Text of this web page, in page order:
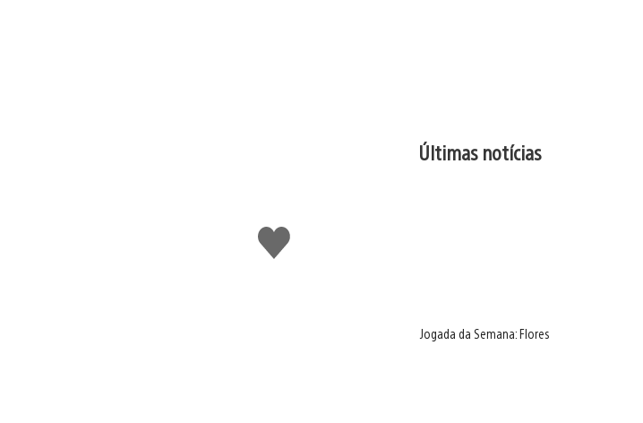
Curtir
Últimas notícias
Jogada da Semana: Flores